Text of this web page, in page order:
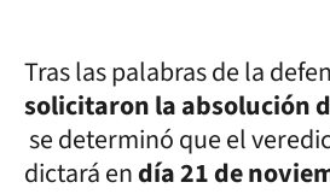
Tras las palabras de la
solicitaron la absolución
se determinó que el
dictará endía 21 de